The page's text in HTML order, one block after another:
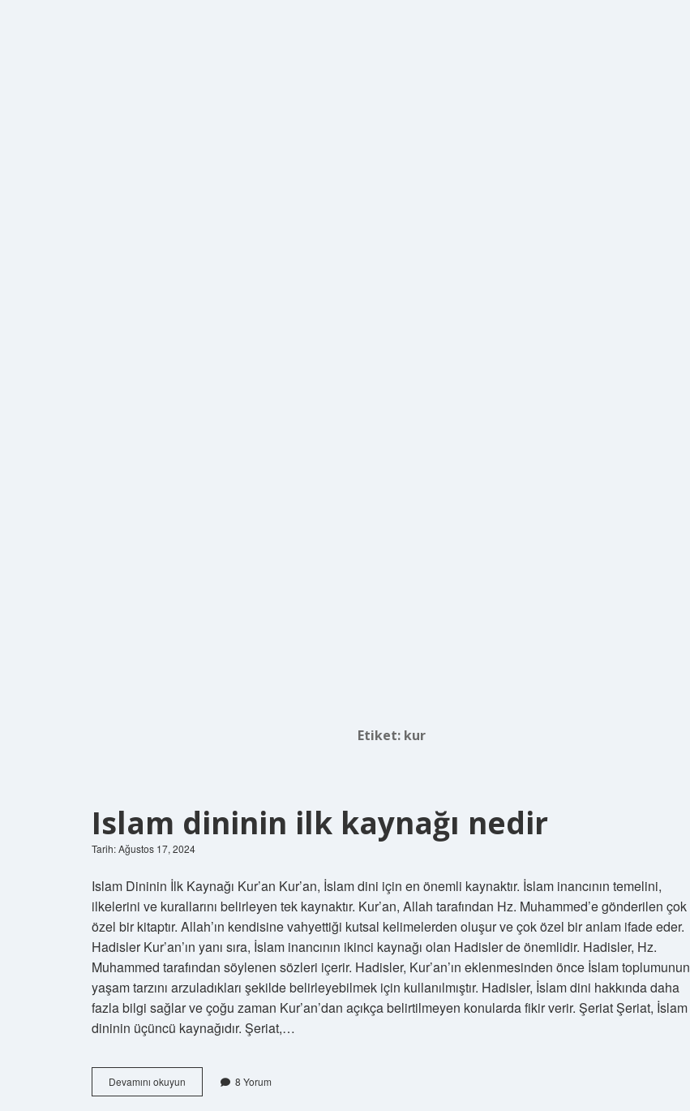
Etiket: kur
Islam dininin ilk kaynağı nedir
Tarih: Ağustos 17, 2024
Islam Dininin İlk Kaynağı Kur’an Kur’an, İslam dini için en önemli kaynaktır. İslam inancının temelini,
ilkelerini ve kurallarını belirleyen tek kaynaktır. Kur’an, Allah tarafından Hz. Muhammed’e gönderilen çok
özel bir kitaptır. Allah’ın kendisine vahyettiği kutsal kelimelerden oluşur ve çok özel bir anlam ifade eder.
Hadisler Kur’an’ın yanı sıra, İslam inancının ikinci kaynağı olan Hadisler de önemlidir. Hadisler, Hz.
Muhammed tarafından söylenen sözleri içerir. Hadisler, Kur’an’ın eklenmesinden önce İslam toplumunun
yaşam tarzını arzuladıkları şekilde belirleyebilmek için kullanılmıştır. Hadisler, İslam dini hakkında daha
fazla bilgi sağlar ve çoğu zaman Kur’an’dan açıkça belirtilmeyen konularda fikir verir. Şeriat Şeriat, İslam
dininin üçüncü kaynağıdır. Şeriat,…
Devamını okuyun
dininin
8 Yorum